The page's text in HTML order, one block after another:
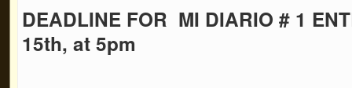
DEADLINE FOR MI DIARIO # 1
15th, at 5pm